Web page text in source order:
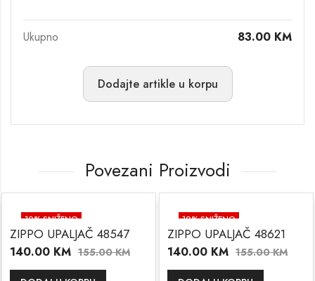
Ukupno 83.00 KM
Dodajte artikle u korpu
Povezani Proizvodi
10% SNIŽENO
ZIPPO UPALJAČ 48547
140.00 KM 155.00KM
10% SNIŽENO
ZIPPO UPALJAČ 48621
140.00 KM 155.00KM